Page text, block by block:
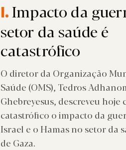
I.Impacto da
setor da saúde é
catastrófico
O diretor da Organização
Saúde (OMS), Tedros
Ghebreyesus, descreveu hoje
catastrófico o impacto da
Israel e o Hamas no setor da
de Gaza.